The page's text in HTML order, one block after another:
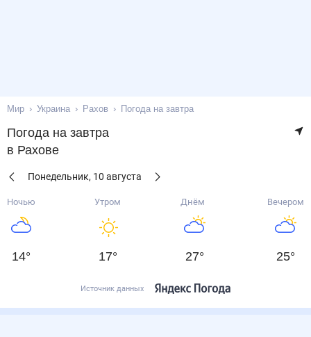
Мир Украина Рахов Погода на завтра
Погода на завтра
в Рахове
Понедельник, 10 августа
Ночью
14°
Утром
17°
Днём
27°
Вечером
25°
Источник данных